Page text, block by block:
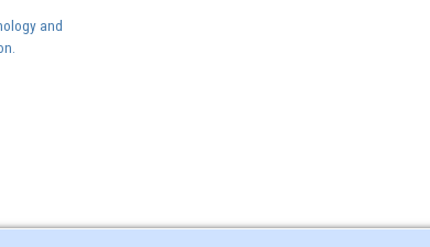
and